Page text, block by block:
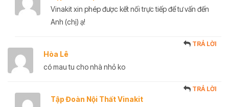
Vinakit xin phép được kết nối trực tiếp để tư vấn đến
Anh (chị) ạ!
Hòa Lê
TRẢ LỜI
có mau tu cho nhà nhỏ ko
Tập Đoàn Nội Thất Vinakit
TRẢ LỜI